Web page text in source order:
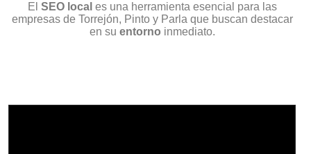
El SEO local es una herramienta esencial para las
empresas de Torrejón, Pinto y Parla que buscan destacar
en su entorno inmediato.